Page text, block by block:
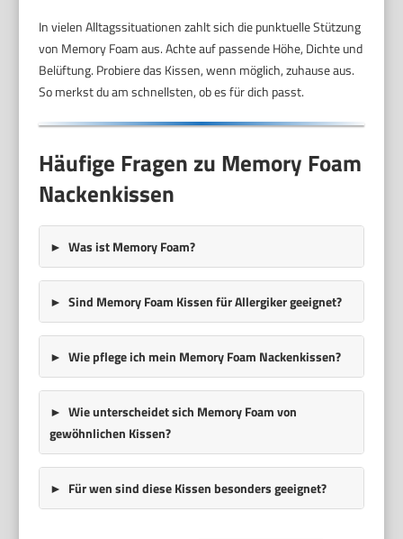
In vielen Alltagssituationen zahlt sich die punktuelle Stützung
von Memory Foam aus. Achte auf passende Höhe, Dichte und
Belüftung. Probiere das Kissen, wenn möglich, zuhause aus.
So merkst du am schnellsten, ob es für dich passt.
Häufige Fragen zu Memory Foam
Nackenkissen
Was ist Memory Foam?
Sind Memory Foam Kissen für Allergiker geeignet?
Wie pflege ich mein Memory Foam Nackenkissen?
Wie unterscheidet sich Memory Foam von
gewöhnlichen Kissen?
Für wen sind diese Kissen besonders geeignet?